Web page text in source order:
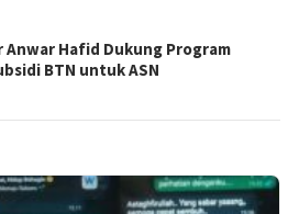
Anwar Hafid Dukung Program
BTN untuk ASN